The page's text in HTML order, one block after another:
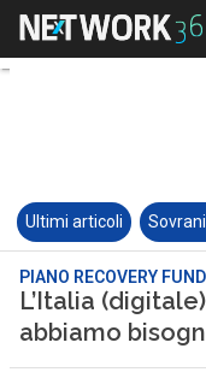
Ultimi articoli
PIANO RECOVERY FUND
L’Italia
abbiamo